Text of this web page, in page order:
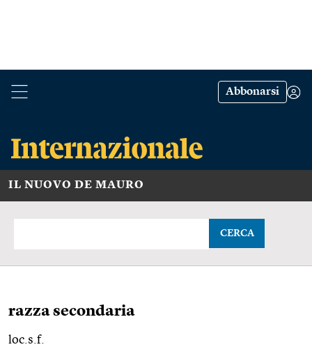
Abbonarsi
IL NUOVO DE MAURO
CERCA
razza secondaria
loc.s.f.